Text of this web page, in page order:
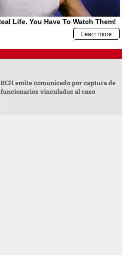
BCH emite comunicado por captura de
funcionarios vinculados al caso